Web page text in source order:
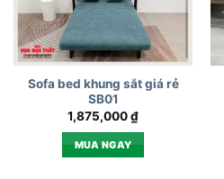
Sofa bed khung sắt giá rẻ
SB01
1,875,000₫
MUA NGAY